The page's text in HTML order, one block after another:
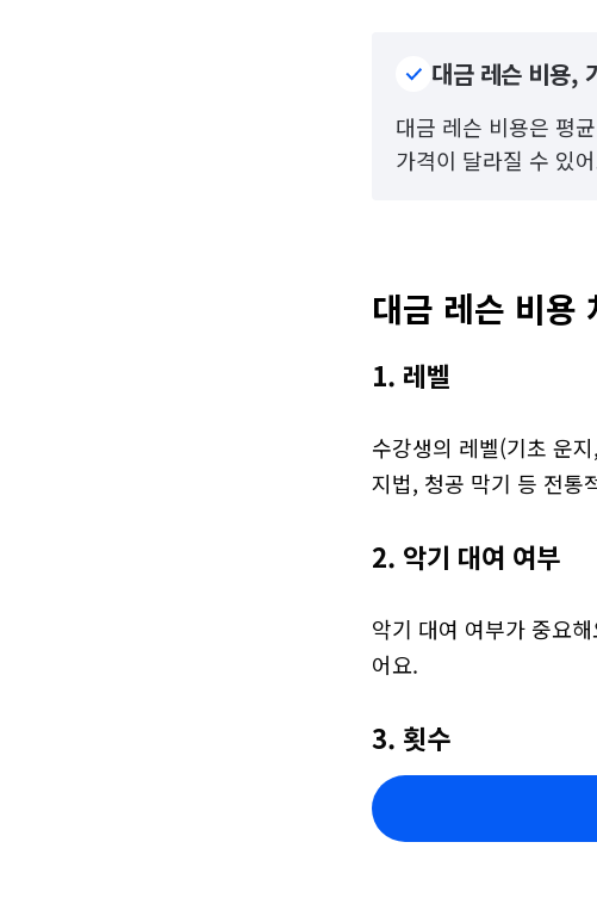
대금 레슨 비용,
대금 레슨 비용은 평
가격이 달라질 수 있
대금 레슨 비용
1. 레벨
수강생의 레벨(기초 운
지법, 청공 막기 등 전통
2. 악기 대여 여부
악기 대여 여부가 중요
어요.
3. 횟수